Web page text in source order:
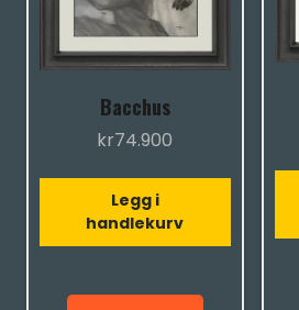
Bacchus
kr74.900
Legg i
handlekurv